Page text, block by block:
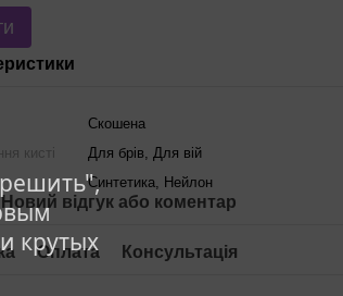
крутых
Скошена
кисті
Для брів, Для вій
Синтетика, Нейлон
Новий відгук або коментар
Оплата Консультація